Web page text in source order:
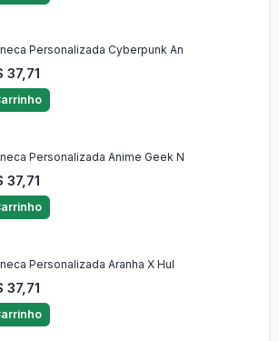
Personalizada Cyberpunk An
37,71
Personalizada Anime Geek N
37,71
Personalizada Aranha X Hul
37,71